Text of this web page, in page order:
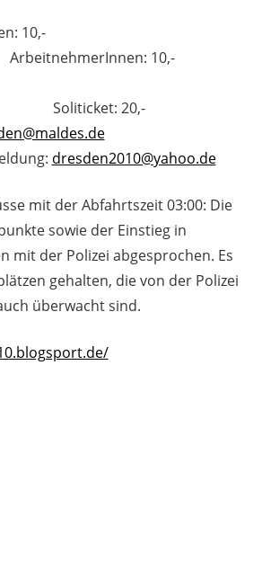
10,-
10,-
20,-
20,-
dresden2010@yahoo.de
mit der Abfahrtszeit 03:00: Die
sowie der Einstieg in
mit der Polizei abgesprochen. Es
gehalten, die von der Polizei
überwacht sind.